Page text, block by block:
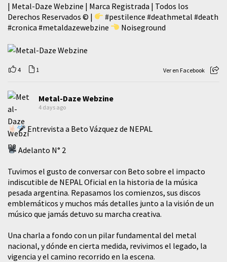
| Metal-Daze Webzine | Marca Registrada | Todos los
Derechos Reservados © |
#pestilence #deathmetal #death
#cronica #metaldazewebzine Noiseground
4 1 Ver en Facebook
Metal-Daze Webzine
4 days ago
Entrevista a Beto Vázquez de NEPAL
Adelanto N° 2
Tuvimos el gusto de conversar con Beto sobre el impacto
indiscutible de NEPAL Oficial en la historia de la música
pesada argentina. Repasamos los comienzos, sus discos
emblemáticos y muchos más detalles junto a la visión de un
músico que jamás detuvo su marcha creativa.
​Una charla a fondo con un pilar fundamental del metal
nacional, y dónde en cierta medida, revivimos el legado, la
vigencia y el camino recorrido en la escena.